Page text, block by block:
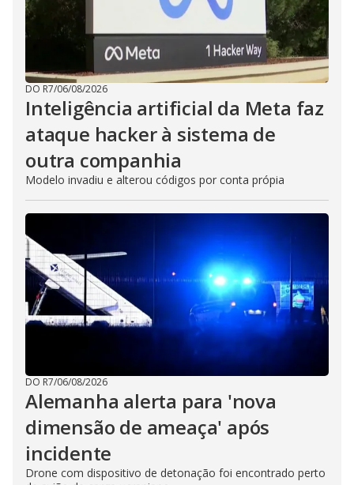
DO R7/06/08/2026
Inteligência artificial da Meta faz
ataque hacker à sistema de
outra companhia
Modelo invadiu e alterou códigos por conta própia
DO R7/06/08/2026
Alemanha alerta para 'nova
dimensão de ameaça' após
incidente
Drone com dispositivo de detonação foi encontrado perto